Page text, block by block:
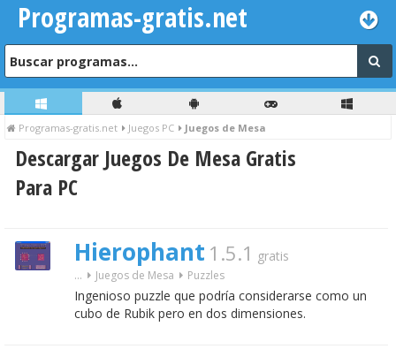
Programas-gratis.net
Programas-gratis.net Juegos PC Juegos de Mesa
Descargar Juegos De Mesa Gratis
Para PC
Hierophant 1.5.1 gratis
... Juegos de Mesa Puzzles
Ingenioso puzzle que podría considerarse como un
cubo de Rubik pero en dos dimensiones.